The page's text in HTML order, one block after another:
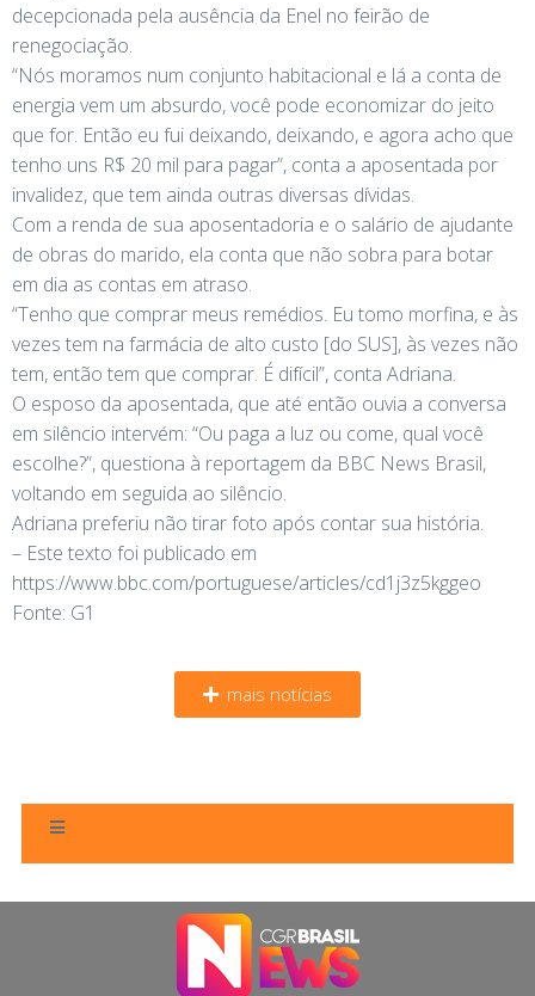
decepcionada pela ausência da Enel no feirão de
renegociação.
“Nós moramos num conjunto habitacional e lá a conta de
energia vem um absurdo, você pode economizar do jeito
que for. Então eu fui deixando, deixando, e agora acho que
tenho uns R$ 20 mil para pagar”, conta a aposentada por
invalidez, que tem ainda outras diversas dívidas.
Com a renda de sua aposentadoria e o salário de ajudante
de obras do marido, ela conta que não sobra para botar
em dia as contas em atraso.
“Tenho que comprar meus remédios. Eu tomo morfina, e às
vezes tem na farmácia de alto custo [do SUS], às vezes não
tem, então tem que comprar. É difícil”, conta Adriana.
O esposo da aposentada, que até então ouvia a conversa
em silêncio intervém: “Ou paga a luz ou come, qual você
escolhe?”, questiona à reportagem da BBC News Brasil,
voltando em seguida ao silêncio.
Adriana preferiu não tirar foto após contar sua história.
– Este texto foi publicado em
https://www.bbc.com/portuguese/articles/cd1j3z5kggeo
Fonte: G1
mais notícias